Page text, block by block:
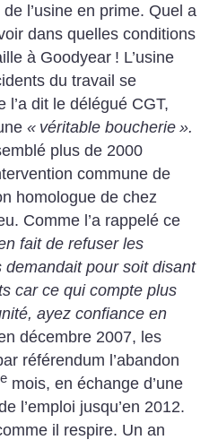
l’usine en prime. Quel a
dans quelles conditions
à Goodyear ! L’usine
du travail se
l’a dit le délégué CGT,
« véritable boucherie ».
plus de 2000
commune de
homologue de chez
Comme l’a rappelé ce
fait de refuserles
demandait pour soit disant
car ce quicompte plus
ayez confiance en
décembre 2007, les
référendum l’abandon
e mois, en échange d’une
l’emploi jusqu’en 2012.
il respire. Un an